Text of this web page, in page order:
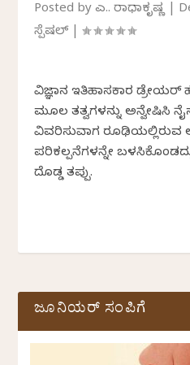
Posted byಎ.ಪಿ. ರಾಧಾಕೃಷ್ಣ|
ಸ್ಪೆಷಲ್|
ವಿಜ್ಞಾನ ಇತಿಹಾಸಕಾರ ಡ್ರೇಯರ್
ಮೂಲ ತತ್ವಗಳನ್ನು ಅನ್ವೇಷಿಸಿ
ವಿವರಿಸುವಾಗ ರೂಢಿಯಲ್ಲಿರುವ
ಪರಿಕಲ್ಪನೆಗಳನ್ನೇ
ದೊಡ್ಡ ತಪ್ಪು.
ಜೂನಿಯರ್ ಸಂಪಿಗೆ